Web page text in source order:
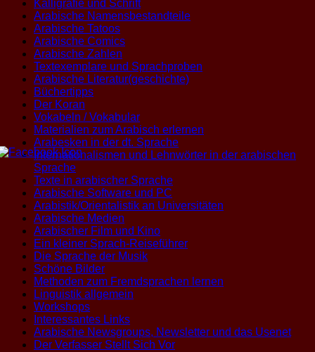
Kalligrafie und Schrift
Arabische Namensbestandteile
Arabische Tatoos
Arabische Comics
Arabische Zahlen
Textexemplare und Sprachproben
Arabische Literatur(geschichte)
Büchertipps
Der Koran
Vokabeln / Vokabular
Materialien zum Arabisch erlernen
Arabesken in der dt. Sprache
Internationalismen und Lehnwörter in der arabischen
Sprache
Texte in arabischer Sprache
Arabische Software und PC
Arabistik/Orientalistik an Universitäten
Arabische Medien
Arabischer Film und Kino
Ein kleiner Sprach-Reiseführer
Die Sprache der Musik
Schöne Bilder
Methoden zum Fremdsprachen lernen
Linguistik allgemein
Workshops
Interessantes Links
Arabische Newsgroups, Newsletter und das Usenet
Der Verfasser Stellt Sich Vor